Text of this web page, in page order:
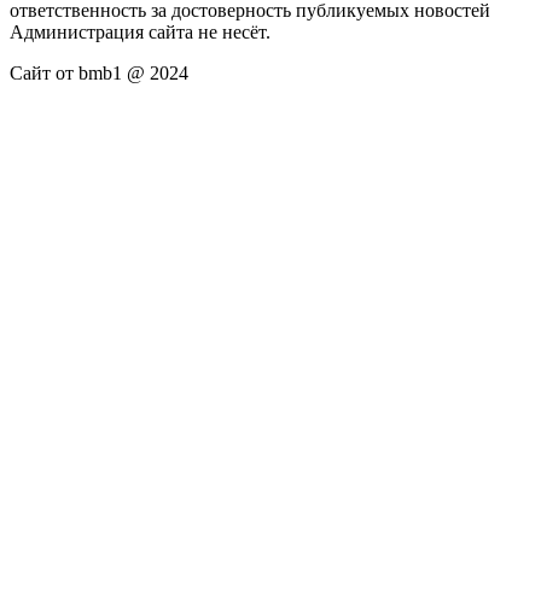
ответственность за достоверность публикуемых новостей
Администрация сайта не несёт.
Сайт от bmb1 @ 2024